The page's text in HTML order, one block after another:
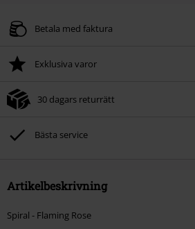
Betala med faktura
Exklusiva varor
30 dagars returrätt
Bästa service
Artikelbeskrivning
Spiral - Flaming Rose